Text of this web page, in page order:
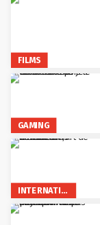
FILMS
GAMING
INTERNATIONAL